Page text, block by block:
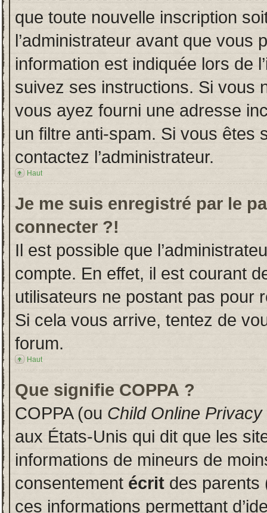
que toute nouvelle inscription
l’administrateur avant que vous
information est indiquée lors de
suivez ses instructions. Si vous
vous ayez fourni une adresse
un filtre anti-spam. Si vous êtes
contactez l’administrateur.
Haut
Je me suis enregistré par le
connecter ?!
Il est possible que
compte. En effet, il est courant
utilisateurs ne postant pas pour
Si cela vous arrive, tentez de
forum.
Haut
Que signifie COPPA ?
COPPA (ou Child Online
aux États-Unis qui dit que les
informations de mineurs de
consentement écrit des parents
ces informations permettant